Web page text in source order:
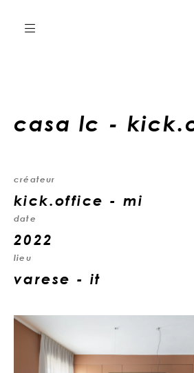
casa lc -
créateur
kick.office - mi
date
2022
lieu
varese - it